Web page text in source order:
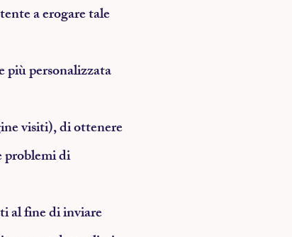
a erogare tale
più personalizzata
visiti), di ottenere
di
al fine di inviare